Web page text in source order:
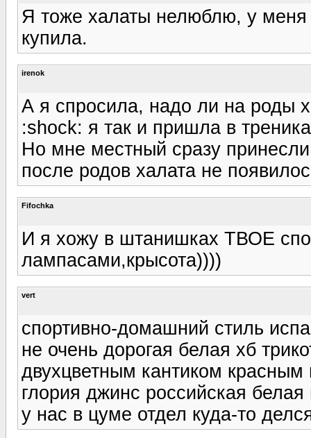
Я тоже халаты нелюблю, у меня
купила.
irenok
А я спросила, надо ли на роды
:shock: я так и пришла в
Но мне местный сразу
после родов халата не
Fifochka
И я хожу в штанишках ТВОЕ
лампасами,крысота))))
vert
cпортивно-домашний стиль
не очень дорогая белая хб
двухцветным кантиком
глория джинс российская
у нас в цуме отдел куда-то